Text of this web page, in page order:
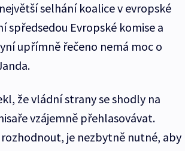
selhání koalice v evropské
Evropské komise a
upřímně řečeno nemá moc o
že vládní strany se shodly na
vzájemně přehlasovávat.
je nezbytně nutné, aby